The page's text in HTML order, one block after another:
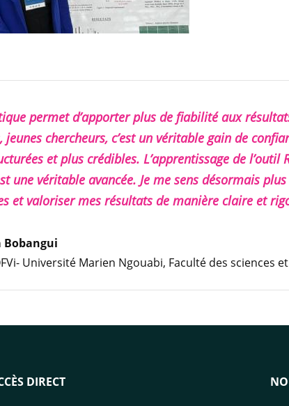
permet d’apporter plus de fiabilité aux
jeunes chercheurs, c’est un véritable gain de
et plus crédibles. L’apprentissage de
une véritable avancée. Je me sens désormais
et valoriser mes résultats de manière claire et
Bobangui
Université Marien Ngouabi, Faculté des sciences
DIRECT